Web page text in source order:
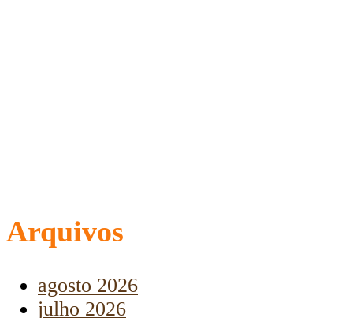
Arquivos
agosto 2026
julho 2026